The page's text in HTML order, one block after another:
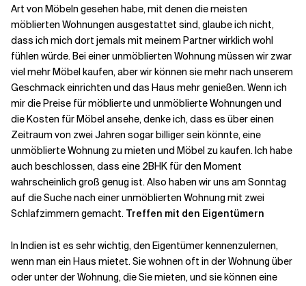
Art von Möbeln gesehen habe, mit denen die meisten
möblierten Wohnungen ausgestattet sind, glaube ich nicht,
dass ich mich dort jemals mit meinem Partner wirklich wohl
fühlen würde. Bei einer unmöblierten Wohnung müssen wir zwar
viel mehr Möbel kaufen, aber wir können sie mehr nach unserem
Geschmack einrichten und das Haus mehr genießen. Wenn ich
mir die Preise für möblierte und unmöblierte Wohnungen und
die Kosten für Möbel ansehe, denke ich, dass es über einen
Zeitraum von zwei Jahren sogar billiger sein könnte, eine
unmöblierte Wohnung zu mieten und Möbel zu kaufen. Ich habe
auch beschlossen, dass eine 2BHK für den Moment
wahrscheinlich groß genug ist. Also haben wir uns am Sonntag
auf die Suche nach einer unmöblierten Wohnung mit zwei
Schlafzimmern gemacht. Treffen mit den Eigentümern
In Indien ist es sehr wichtig, den Eigentümer kennenzulernen,
wenn man ein Haus mietet. Sie wohnen oft in der Wohnung über
oder unter der Wohnung, die Sie mieten, und sie können eine